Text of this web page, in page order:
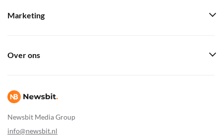
Newsbit Media Group
info@newsbit.nl
Marketing
Over ons